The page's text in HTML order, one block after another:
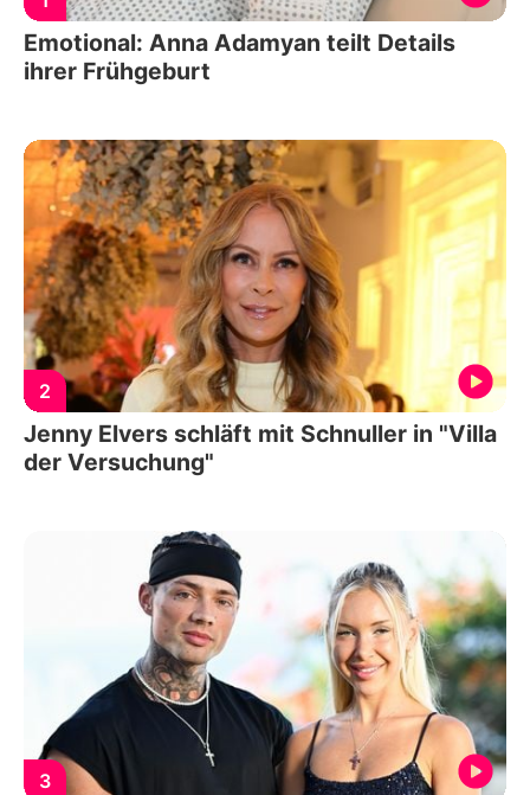
Emotional: Anna Adamyan teilt Details
ihrer Frühgeburt
2
Jenny Elvers schläft mit Schnuller in "Villa
der Versuchung"
3